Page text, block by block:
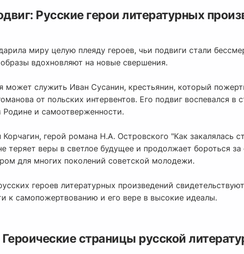
Русские герои литературных
миру целую плеяду героев, чьи подвиги стали
вдохновляют на новые свершения.
может служить Иван Сусанин, крестьянин, который
от польских интервентов. Его подвиг воспевался в
и самоотверженности.
герой романа Н.А. Островского "Как закалялась
теряет веры в светлое будущее и продолжает бороться
для многих поколений советской молодежи.
героев литературных произведений
к самопожертвованию и его вере в высокие идеалы.
страницы русской